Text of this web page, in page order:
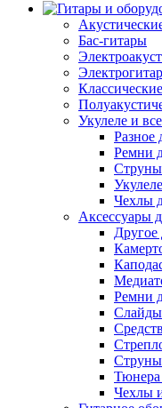
Бас-гитары
Укулеле и
Разное
Ремни
Струны
Укулеле
Чехлы
Аксессуары
Другое
Ремни
Слайды
Струны
Чехлы